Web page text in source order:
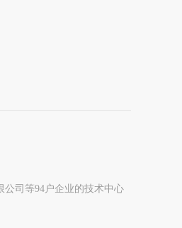
司等94户企业的技术中心